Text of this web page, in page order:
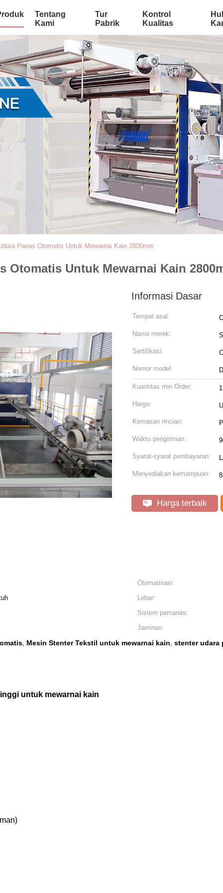
Tentang
Kami
Tur
Pabrik
Kontrol
Kualitas
Panas Otomatis Untuk Mewarnai Kain 2800mm
Otomatis Untuk Mewarnai Kain
Informasi Dasar
Tempat asal:
Nama merek:
Sertifikasi:
Nomor model:
Kuantitas min Order:
Harga:
Kemasan rincian:
Waktu pengiriman:
Syarat-syarat pembayaran:
Menyediakan kemampuan:
Harga terbaik
Otomatisasi:
Lebar:
Sistem pemanas:
Jaminan:
, Mesin Stenter Tekstil untuk mewarnai kain, stenter udara
untuk mewarnai kain